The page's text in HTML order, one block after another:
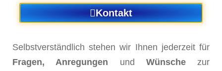
Kontakt
Selbstverständlich stehen wir Ihnen jederzeit für
Fragen, Anregungen und Wünschezur